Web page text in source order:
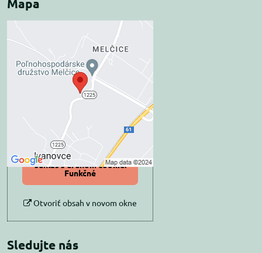
Mapa
Externý obsah je
blokovaný Voľbami
súkromia
Prajete si načítať externý obsah?
Povoliť tentokrát
Povoliť a zapamätať -
súhlas s druhom cookie:
Funkčné
Otvoriť obsah v novom okne
Sledujte nás